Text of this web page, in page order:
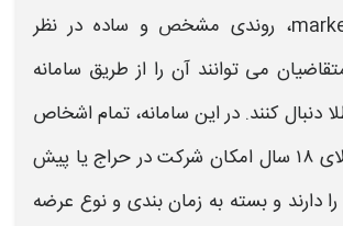
market.ice.ir، روندی مشخص و ساده در نظر
می‌ توانند آن را از طریق سامانه
دنبال کنند. در این سامانه، تمام اشخاص
بالای ۱۸ سال امکان شرکت در حراج یا پیش‌
را دارند و بسته به زمان‌ بندی و نوع عرضه